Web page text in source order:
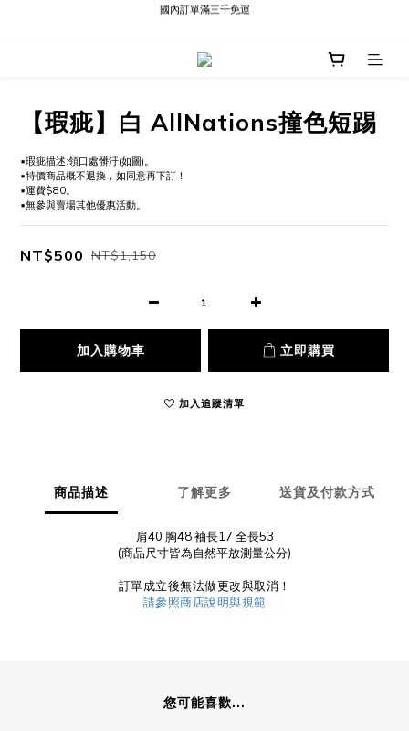
【瑕疵】白 AllNations撞色短踢
▪️瑕疵描述:領口處髒汙(如圖)。
▪️特價商品概不退換，如同意再下訂！
▪️運費$80。
▪️無參與賣場其他優惠活動。
NT$500 NT$1,150
加入購物車 立即購買
加入追蹤清單
商品描述 了解更多 送貨及付款方式
肩40 胸48 袖長17 全長53
(商品尺寸皆為自然平放測量公分)
訂單成立後無法做更改與取消！
請參照商店說明與規範
您可能喜歡...